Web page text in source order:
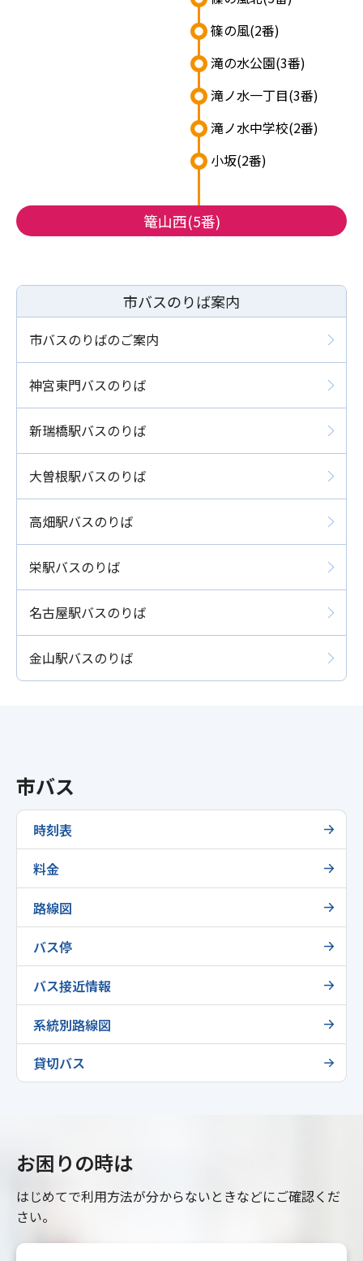
篭山西(5番)
小坂(2番)
滝ノ水中学校(2番)
滝ノ水一丁目(3番)
滝の水公園(3番)
篠の風(2番)
市バスのりば案内
市バスのりばのご案内
神宮東門バスのりば
新瑞橋駅バスのりば
大曽根駅バスのりば
高畑駅バスのりば
栄駅バスのりば
名古屋駅バスのりば
金山駅バスのりば
市バス
時刻表
料金
路線図
バス停
バス接近情報
系統別路線図
貸切バス
お困りの時は
はじめてで利用方法が分からないときなどにご確認くだ
さい。